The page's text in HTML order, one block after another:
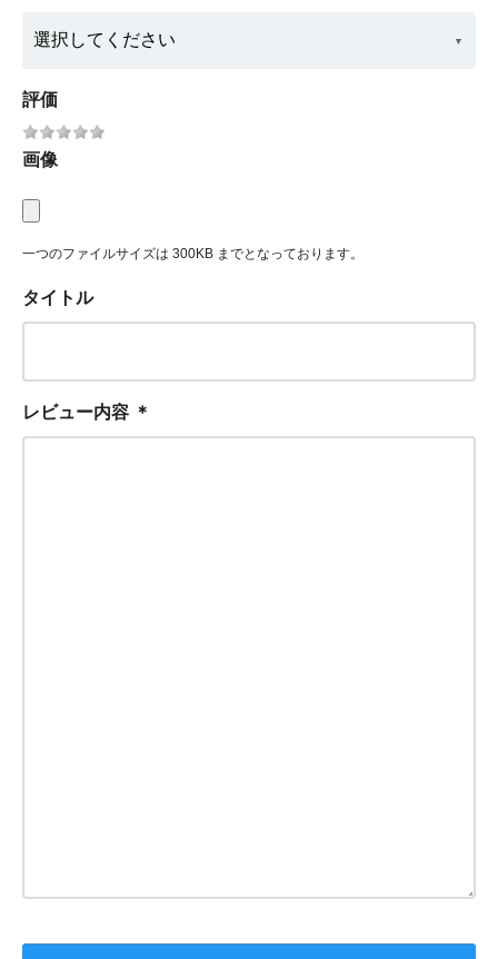
評価
画像
一つのファイルサイズは 300KB までとなっております。
タイトル
レビュー内容 ＊